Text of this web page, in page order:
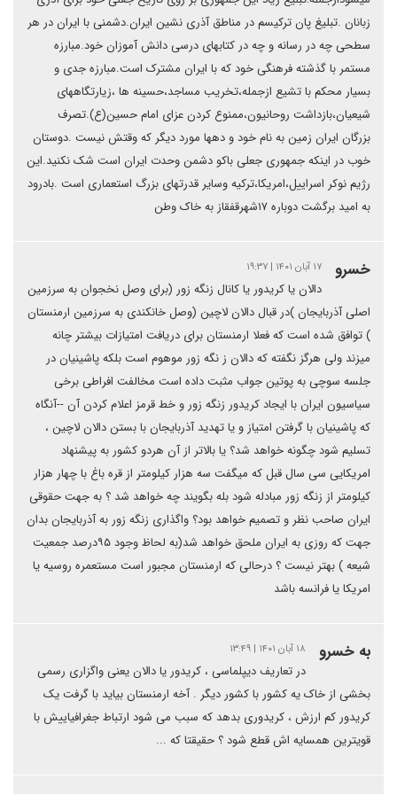
زبانان .تبلیغ پان ترکیسم در مناطق آذری نشین ایران.دشمنی با ایران در هر
سطحی چه در رسانه و چه در کتابهای درسی دانش آموزان خود.مبارزه
مستمر با گذشته فرهنگی خود که با ایران مشترک است.مبارزه جدی و
بسیار محکم با تشیع ازجمله،تخریب مساجد،حسینه ها ،زیارتگاههای
شیعیان،بازداشت روحانیون،ممنوع کردن عزای امام حسین(ع).تصرف
بزرگان ایران زمین به نام خود و دهها مورد دیگر که وقتش نیست .دوستان
خوب در اینکه جمهوری جعلی باکو دشمن وحدت ایران است شک نکنید.این
رژیم نوکر اسراییل،امریکا،ترکیه وسایر قدرتهای بزرگ استعماری است .بادرود
به امید برگشت دوباره ۱۷شهرقفقاز به خاک وطن
خسرو ۱۷ آبان ۱۴۰۱ | ۱۹:۳۷
دالان یا کریدور یا کانال زنگه زور (برای وصل نخجوان به سرزمین
اصلی آذربایجان )در قبال دالان لاچین (وصل خانکندی به سرزمین ارمنستان
) توافق شده است که فعلا ارمنستان برای دریافت امتیازات بیشتر چانه
میزند ولی هرگز نگفته که دالان ز نگه زور موهوم است بلکه پاشینیان در
جلسه سوچی به پوتین جواب مثبت داده است مخالفت افراطی برخی
سیاسیون ایران با ایجاد کریدور زنگه زور و خط قرمز اعلام کردن آن --آنگاه
که پاشینیان با گرفتن امتیاز و یا تهدید آذربایجان با بستن دالان لاچین ،
تسلیم شود چگونه خواهد شد؟ یا بالاتر از آن هردو کشور به پیشنهاد
امریکایی سی سال قبل که میگفت سه هزار کیلومتر از قره باغ با چهار هزار
کیلومتر از زنگه زور مبادله شود بله بگویند چه خواهد شد ؟ به جهت حقوقی
ایران صاحب نظر و تصمیم خواهد بود؟ واگذاری زنگه زور به آذربایجان بدان
جهت که روزی به ایران ملحق خواهد شد(به لحاظ وجود ۹۵درصد جمعیت
شیعه ) بهتر نیست ؟ درحالی که ارمنستان مجبور است مستعمره روسیه یا
امریکا یا فرانسه باشد
به خسرو ۱۸ آبان ۱۴۰۱ | ۱۳:۴۹
در تعاریف دیپلماسی ، کریدور یا دالان یعنی واگزاری رسمی
بخشی از خاک یه کشور با کشور دیگر . آخه ارمنستان بیاید با گرفت یک
کریدور کم ارزش ، کریدوری بدهد که سبب می شود ارتباط جغرافیاییش با
قویترین همسایه اش قطع شود ؟ حقیقتا که ...